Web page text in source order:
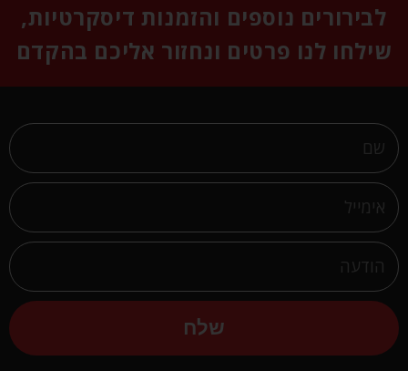
לבירורים נוספים והזמנות דיסקרטיות,
שילחו לנו פרטים ונחזור אליכם בהקדם
שלח